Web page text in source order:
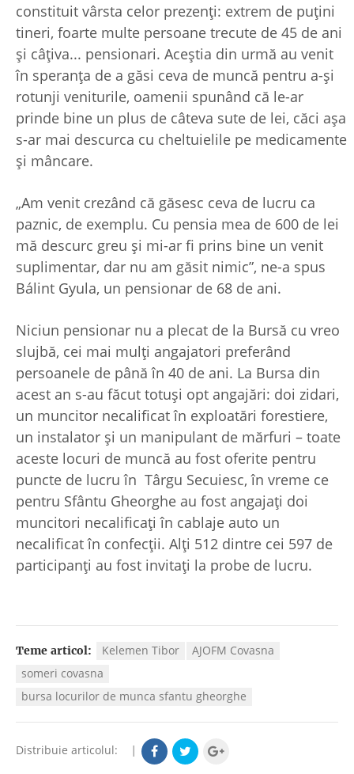
constituit vârsta celor prezenți: extrem de puțini
tineri, foarte multe persoane trecute de 45 de ani
și câțiva... pensionari. Aceștia din urmă au venit
în speranța de a găsi ceva de muncă pentru a-și
rotunji veniturile, oamenii spunând că le-ar
prinde bine un plus de câteva sute de lei, căci așa
s-ar mai descurca cu cheltuielile pe medicamente
și mâncare.
„Am venit crezând că găsesc ceva de lucru ca
paznic, de exemplu. Cu pensia mea de 600 de lei
mă descurc greu și mi-ar fi prins bine un venit
suplimentar, dar nu am găsit nimic”, ne-a spus
Bálint Gyula, un pensionar de 68 de ani.
Niciun pensionar nu a plecat de la Bursă cu vreo
slujbă, cei mai mulți angajatori preferând
persoanele de până în 40 de ani. La Bursa din
acest an s-au făcut totuși opt angajări: doi zidari,
un muncitor necalificat în exploatări forestiere,
un instalator și un manipulant de mărfuri – toate
aceste locuri de muncă au fost oferite pentru
puncte de lucru în Târgu Secuiesc, în vreme ce
pentru Sfântu Gheorghe au fost angajați doi
muncitori necalificați în cablaje auto un
necalificat în confecții. Alți 512 dintre cei 597 de
participanți au fost invitați la probe de lucru.
Teme articol: Kelemen Tibor
AJOFM Covasna
someri covasna
bursa locurilor de munca sfantu gheorghe
Distribuie articolul: |